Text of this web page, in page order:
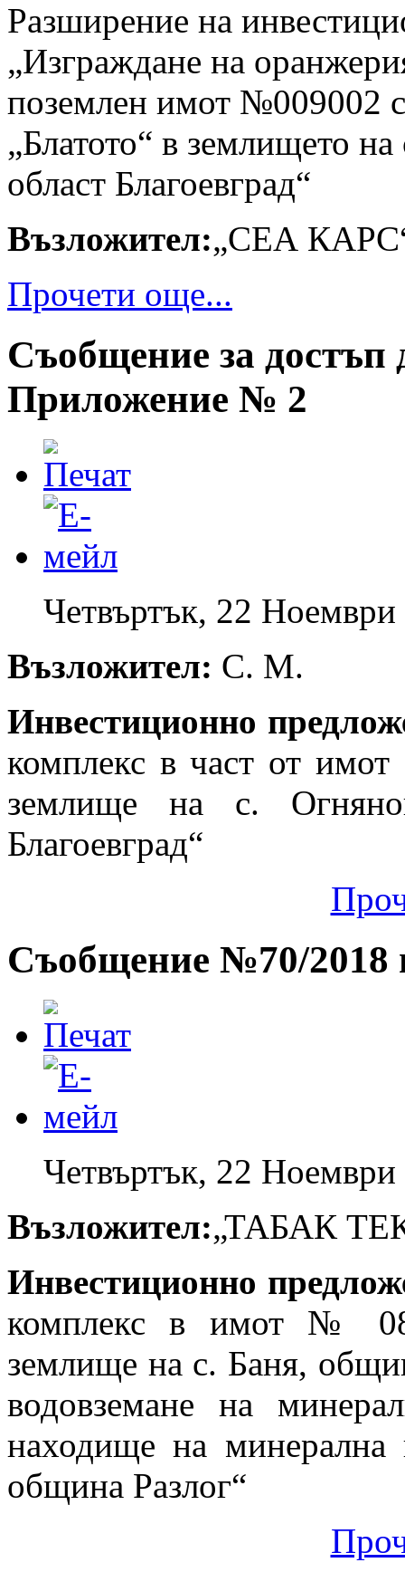
Разширение на
„Изграждане на
поземлен имот №009002
„Блатото“ в землището
област Благоевград“
Възложител:„СЕА
Прочети още...
Съобщение за
Приложение № 2
Четвъртък, 22
Възложител: С. М.
Инвестиционно
комплекс в част от
землище на с.
Благоевград“
Съобщение №70/2018
Четвъртък, 22
Възложител:„ТАБАК
Инвестиционно
комплекс в имот №
землище на с. Баня,
водовземане на
находище на минерална
община Разлог“